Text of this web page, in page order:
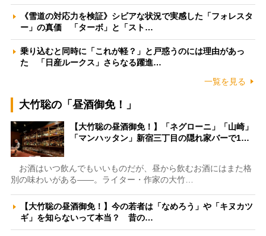
《雪道の対応力を検証》シビアな状況で実感した「フォレスタ
ー」の真価 「ターボ」と「スト…
乗り込むと同時に「これが軽？」と戸惑うのには理由があっ
た 「日産ルークス」さらなる躍進…
一覧を見る
大竹聡の「昼酒御免！」
【大竹聡の昼酒御免！】「ネグローニ」「山崎」
「マンハッタン」新宿三丁目の隠れ家バーで1…
お酒はいつ飲んでもいいものだが、昼から飲むお酒にはまた格
別の味わいがある――。ライター・作家の大竹…
【大竹聡の昼酒御免！】今の若者は「なめろう」や「キヌカツ
ギ」を知らないって本当？ 昔の…